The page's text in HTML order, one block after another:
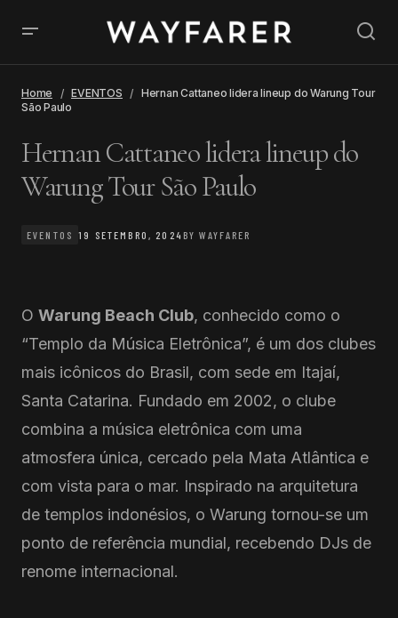
Home EVENTOS
Hernan Cattaneo lidera lineup do Warung Tour
São Paulo
Hernan Cattaneo lidera lineup do
Warung Tour São Paulo
EVENTOS 19 SETEMBRO, 2024BY WAYFARER
O Warung Beach Club, conhecido como o
“Templo da Música Eletrônica”, é um dos clubes
mais icônicos do Brasil, com sede em Itajaí,
Santa Catarina. Fundado em 2002, o clube
combina a música eletrônica com uma
atmosfera única, cercado pela Mata Atlântica e
com vista para o mar. Inspirado na arquitetura
de templos indonésios, o Warung tornou-se um
ponto de referência mundial, recebendo DJs de
renome internacional.